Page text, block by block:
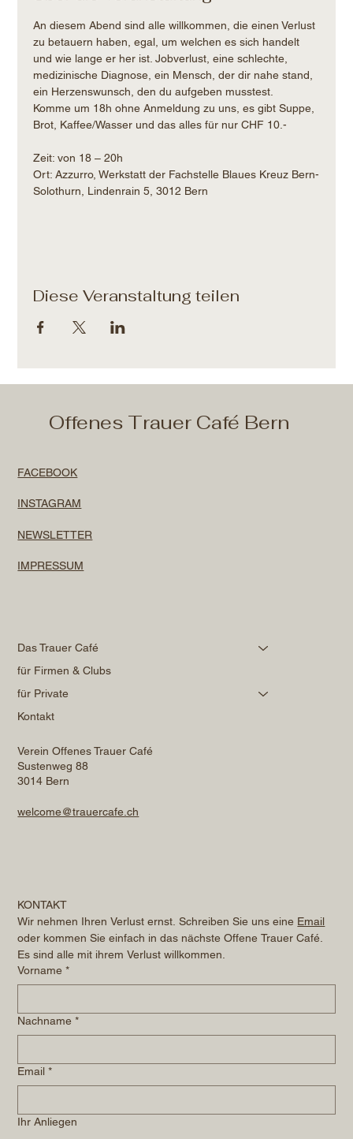
An diesem Abend sind alle willkommen, die einen Verlust
zu betauern haben, egal, um welchen es sich handelt
und wie lange er her ist. Jobverlust, eine schlechte,
medizinische Diagnose, ein Mensch, der dir nahe stand,
ein Herzenswunsch, den du aufgeben musstest.
Komme um 18h ohne Anmeldung zu uns, es gibt Suppe,
Brot, Kaffee/Wasser und das alles für nur CHF 10.-
Zeit: von 18 – 20h​
Ort: Azzurro, Werkstatt der Fachstelle Blaues Kreuz Bern-
Solothurn, Lindenrain 5, 3012 Bern
Diese Veranstaltung teilen
Offenes Trauer Café Bern
FACEBOOK
INSTAGRAM
NEWSLETTER
IMPRESSUM
Das Trauer Café
für Firmen & Clubs
für Private
Kontakt
Verein Offenes Trauer Café
Sustenweg 88
3014 Bern
welcome@trauercafe.ch
KONTAKT
Wir nehmen Ihren Verlust ernst. Schreiben Sie uns eine Email
oder kommen Sie einfach in das nächste Offene Trauer Café.
Es sind alle mit ihrem Verlust willkommen.
Vorname *
Nachname *
Email *
Ihr Anliegen